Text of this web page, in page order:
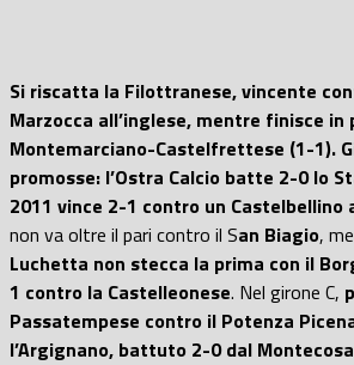
Si riscatta la Filottranese, vincente
Marzocca all’inglese, mentre finisce in
Montemarciano-Castelfrettese (1-1).
promosse: l’Ostra Calcio batte 2-0 lo
2011 vince 2-1 contro un Castelbellino
non va oltre il pari contro il San Biagio,
Luchetta non stecca la prima con il
1 contro la Castelleonese. Nel girone C,
Passatempese contro il Potenza
l’Argignano, battuto 2-0 dal